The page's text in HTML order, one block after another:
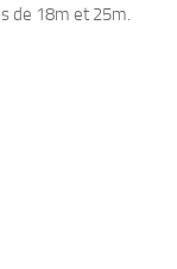
de 18m et 25m.